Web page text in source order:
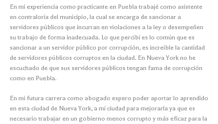
En mi experiencia como practicante en Puebla trabajé como asistente
en contraloría del municipio, la cual se encarga de sancionar a
servidores públicos que incurran en violaciones a la ley o desempeñen
su trabajo de forma inadecuada. Lo que percibí es lo común que es
sancionar a un servidor público por corrupción, es increíble la cantidad
de servidores públicos corruptos en la ciudad. En Nueva York no he
escuchado de que sus servidores públicos tengan fama de corrupción
como en Puebla.
En mi futura carrera como abogado espero poder aportar lo aprendido
en esta ciudad de Nueva York, a mí ciudad para mejorarla ya que es
necesario trabajar en un gobierno menos corrupto y más eficaz para la